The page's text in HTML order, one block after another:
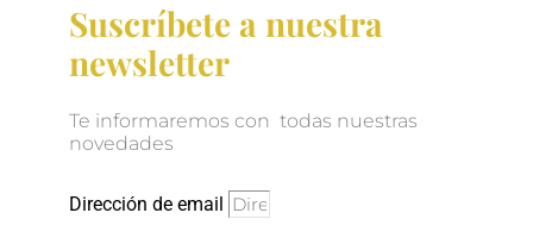
Suscríbete a nuestra
newsletter
Te informaremos con todas nuestras
novedades
Dirección de email